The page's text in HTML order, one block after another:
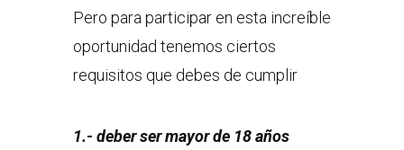
Pero para participar en esta increíble
oportunidad tenemos ciertos
requisitos que debes de cumplir
1.- deber ser mayor de 18 años